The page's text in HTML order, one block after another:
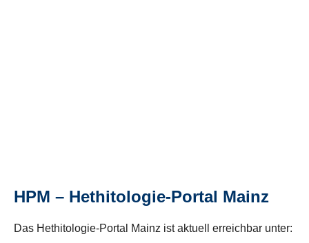
HPM – Hethitologie-Portal Mainz
Das Hethitologie-Portal Mainz ist aktuell erreichbar unter: